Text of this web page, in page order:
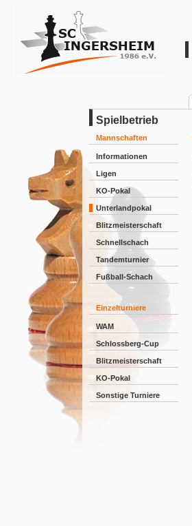
Spielbetrieb
Mannschaften
Informationen
Ligen
KO-Pokal
Unterlandpokal
Blitzmeisterschaft
Schnellschach
Tandemturnier
Fußball-Schach
Einzelturniere
WAM
Schlossberg-Cup
Blitzmeisterschaft
KO-Pokal
Sonstige Turniere